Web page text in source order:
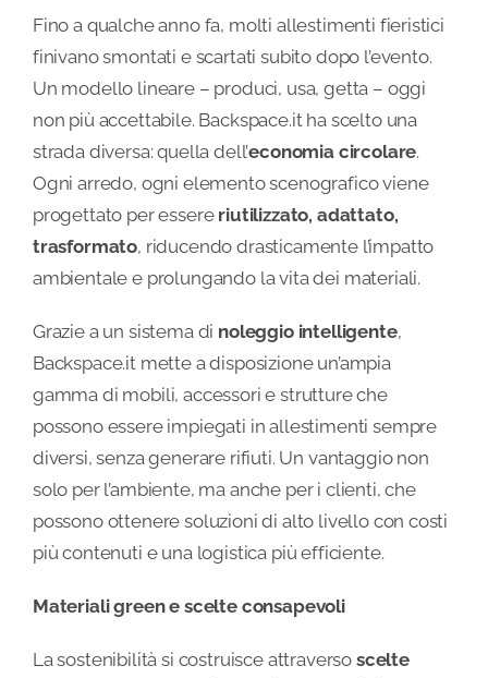
Fino a qualche anno fa, molti allestimenti fieristici
finivano smontati e scartati subito dopo l’evento.
Un modello lineare – produci, usa, getta – oggi
non più accettabile. Backspace.it ha scelto una
strada diversa: quella dell’economia circolare.
Ogni arredo, ogni elemento scenografico viene
progettato per essere riutilizzato, adattato,
trasformato, riducendo drasticamente l’impatto
ambientale e prolungando la vita dei materiali.
Grazie a un sistema di noleggio intelligente,
Backspace.it mette a disposizione un’ampia
gamma di mobili, accessori e strutture che
possono essere impiegati in allestimenti sempre
diversi, senza generare rifiuti. Un vantaggio non
solo per l’ambiente, ma anche per i clienti, che
possono ottenere soluzioni di alto livello con costi
più contenuti e una logistica più efficiente.
Materiali green e scelte consapevoli
La sostenibilità si costruisce attraverso scelte